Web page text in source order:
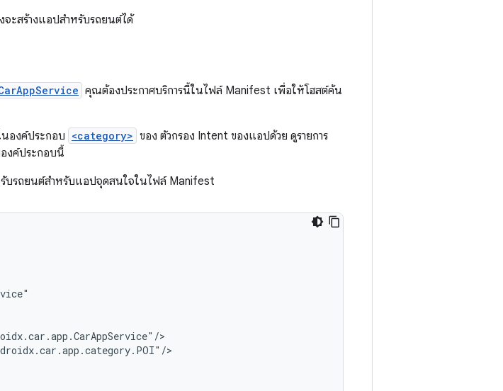
ะสร้างแอปสำหรับรถยนต์ได้
คุณต้องประกาศบริการนี้ในไฟล์ Manifest เพื่อให้โฮสต์ค้น
องค์ประกอบ <category> ของ ตัวกรอง Intent ของแอปด้วย ดูรายการ
งค์ประกอบนี้
บรถยนต์สำหรับแอปจุดสนใจในไฟล์ Manifest